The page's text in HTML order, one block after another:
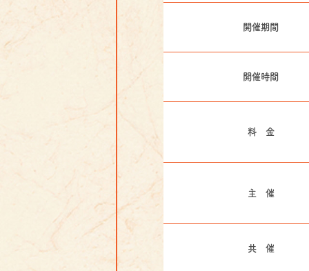
開催期間
開催時間
料 金
主 催
共 催